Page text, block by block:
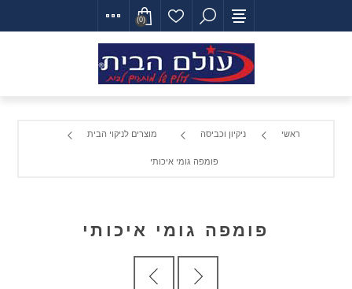
(0)
ראשי ניקיון וכביסה מוצרים לניקוי הבית
פומפה גומי איכותי
פומפה גומי איכותי